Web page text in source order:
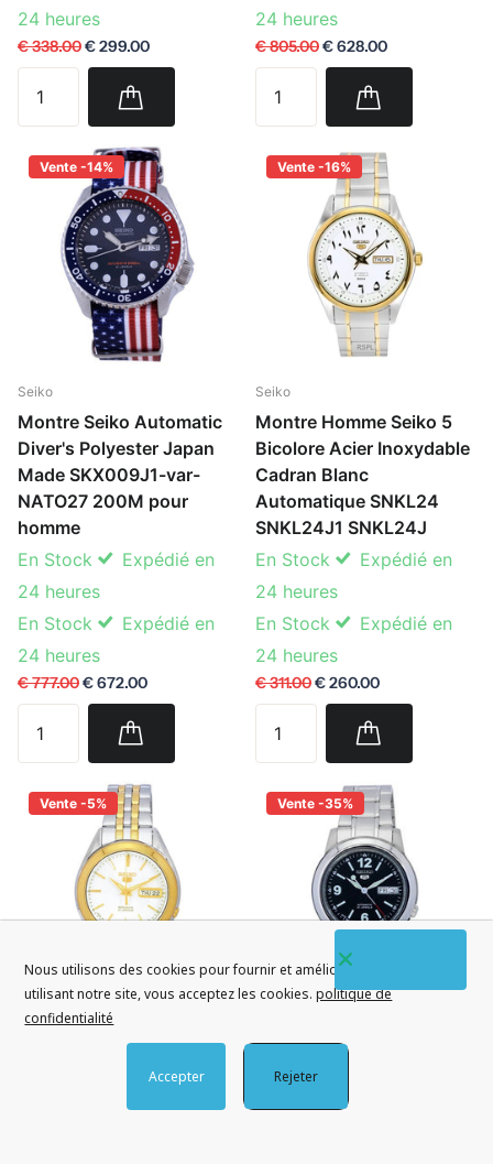
24 heures
€ 338.00€ 299.00
24 heures
€ 805.00€ 628.00
Vente -14%
Seiko
Montre Seiko Automatic
Diver's Polyester Japan
Made SKX009J1-var-
NATO27 200M pour
homme
En Stock
Expédié en
24 heures
En Stock
Expédié en
24 heures
€ 777.00€ 672.00
Vente -16%
Seiko
Montre Homme Seiko 5
Bicolore Acier Inoxydable
Cadran Blanc
Automatique SNKL24
SNKL24J1 SNKL24J
En Stock
Expédié en
24 heures
En Stock
Expédié en
24 heures
€ 311.00€ 260.00
Vente -5%
Seiko
Inoxydable Blanc Arabe
Cadran Automatique
Vente -35%
Montre Homme Seiko 5
Acier Inoxydable Cadran
Noir Automatique
Nous utilisons des cookies pour fournir et améliorer nos services. En
utilisant notre site, vous acceptez les cookies. politique de
confidentialité
Accepter Rejeter